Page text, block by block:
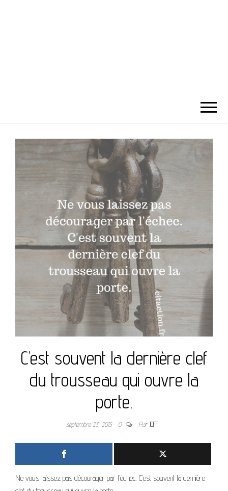
C’est souvent la dernière clef
du trousseau qui ouvre la
porte.
septembre 23, 2015 0 ParJEFF
Ne vous laissez pas décourager par l’échec. C’est souvent la dernière